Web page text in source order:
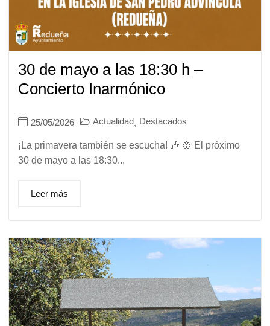
30 de mayo a las 18:30 h –
Concierto Inarmónico
25/05/2026 Actualidad, Destacados
¡La primavera también se escucha! 🎶 🌸 El próximo
30 de mayo a las 18:30...
Leer más